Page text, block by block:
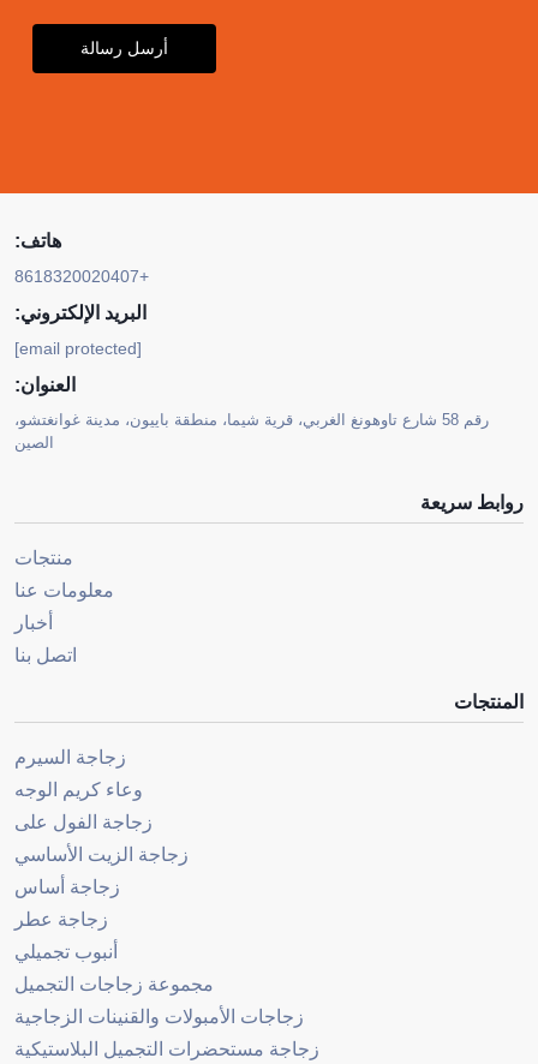
أرسل رسالة
هاتف:
+8618320020407
البريد الإلكتروني:
[email protected]
العنوان:
رقم 58 شارع تاوهونغ الغربي، قرية شيما، منطقة باييون، مدينة غوانغتشو،
الصين
روابط سريعة
منتجات
معلومات عنا
أخبار
اتصل بنا
المنتجات
زجاجة السيرم
وعاء كريم الوجه
زجاجة الفول على
زجاجة الزيت الأساسي
زجاجة أساس
زجاجة عطر
أنبوب تجميلي
مجموعة زجاجات التجميل
زجاجات الأمبولات والقنينات الزجاجية
زجاجة مستحضرات التجميل البلاستيكية